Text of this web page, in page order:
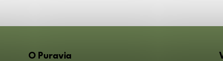
O Puravia